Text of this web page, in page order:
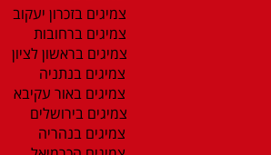
צמיגים בזכרון יעקוב
צמיגים ברחובות
צמיגים בראשון לציון
צמיגים בנתניה
צמיגים באור עקיבא
צמיגים בירושלים
צמיגים בנהריה